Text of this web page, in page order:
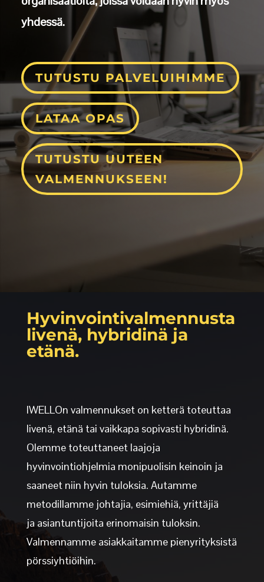
yhdessä.
TUTUSTU PALVELUIHIMME
LATAA OPAS
TUTUSTU UUTEEN
VALMENNUKSEEN!
Hyvinvointivalmennusta
livenä, hybridinä ja
etänä.
IWELLOn valmennukset on ketterä toteuttaa
livenä, etänä tai vaikkapa sopivasti hybridinä.
Olemme toteuttaneet laajoja
hyvinvointiohjelmia monipuolisin keinoin ja
saaneet niin hyvin tuloksia. Autamme
metodillamme johtajia, esimiehiä, yrittäjiä
ja asiantuntijoita erinomaisin tuloksin.
Valmennamme asiakkaitamme pienyrityksistä
pörssiyhtiöihin.